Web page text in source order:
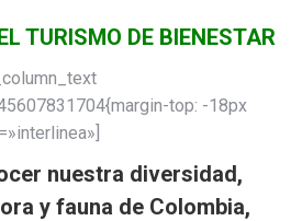
TURISMO DE BIENESTAR
top: -18px
nuestra diversidad,
y fauna de Colombia,